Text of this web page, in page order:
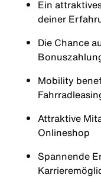
Ein
deiner
Die Chance
Mobility
Attraktive
Onlineshop
Spannende